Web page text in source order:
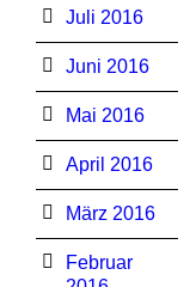
Juli 2016
Juni 2016
Mai 2016
April 2016
März 2016
Februar